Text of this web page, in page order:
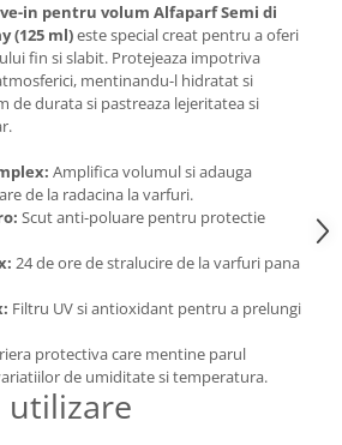
in pentru volum Alfaparf Semi di
(125 ml)este special creat pentru a oferi
fin si slabit. Protejeaza impotriva
mentinandu-l hidratat si
de durata si pastreaza lejeritatea si
Amplifica volumul si adauga
de la radacina la varfuri.
Scut anti-poluare pentru protectie
24 de ore de stralucire de la varfuri pana
Filtru UV si antioxidant pentru a prelungi
protectiva care mentine parul
de umiditate si temperatura.
utilizare